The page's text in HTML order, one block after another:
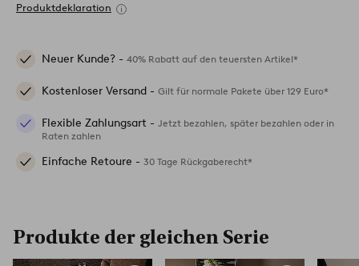
Produktdeklaration
Neuer Kunde? - 40% Rabatt auf den teuersten Artikel*
Kostenloser Versand - Gilt für normale Pakete über 129 Euro*
Flexible Zahlungsart - Jetzt bezahlen, später bezahlen oder in
Raten zahlen
Einfache Retoure - 30 Tage Rückgaberecht*
Produkte der gleichen Serie